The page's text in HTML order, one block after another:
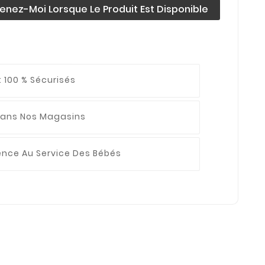
Moi Lorsque Le Produit Est Disponible
100 % Sécurisés
Nos Magasins
Au Service Des Bébés